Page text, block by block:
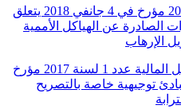
أمر حكومي عدد 1 لسنة 2018 مؤرخ في 4 جانفي 2018 يتعلق
الصادرة عن الهياكل الأممية
الإرهاب
قرار اللجنة التونسية للتحاليل المالية عدد 1 لسنة 2017 مؤرخ
يتعلق بمبادئ توجيهية خاصة بالتصريح